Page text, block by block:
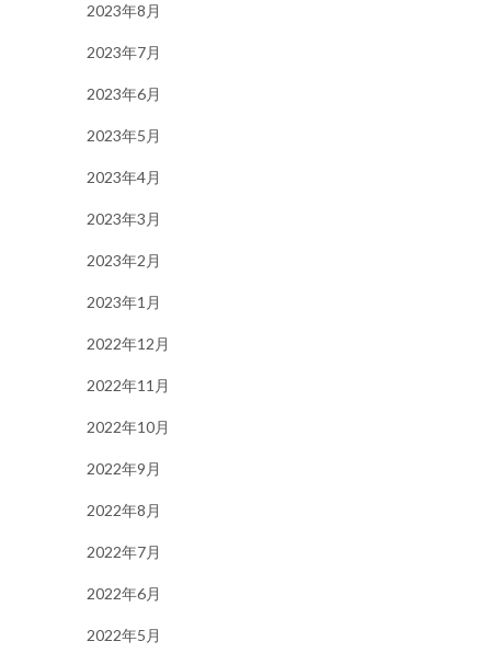
2023年8月
2023年7月
2023年6月
2023年5月
2023年4月
2023年3月
2023年2月
2023年1月
2022年12月
2022年11月
2022年10月
2022年9月
2022年8月
2022年7月
2022年6月
2022年5月